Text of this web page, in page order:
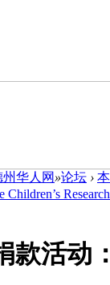
华人网 »论坛 ›
Children’s
款活动